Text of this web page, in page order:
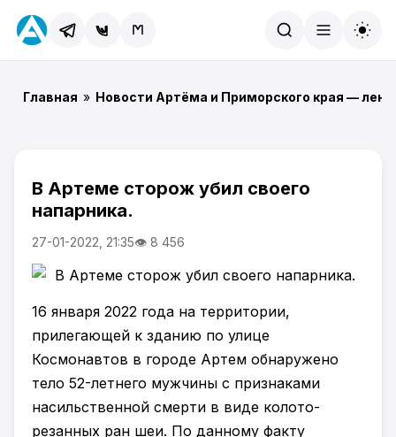
Главная » Новости Артёма и Приморского края —
В Артеме сторож убил своего
напарника.
27-01-2022, 21:35👁 8 456
16 января 2022 года на территории,
прилегающей к зданию по улице
Космонавтов в городе Артем обнаружено
тело 52-летнего мужчины с признаками
насильственной смерти в виде колото-
резанных ран шеи. По данному факту